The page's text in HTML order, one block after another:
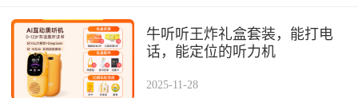
牛听听王炸礼盒套装，能打电
话，能定位的听力机
2025-11-28